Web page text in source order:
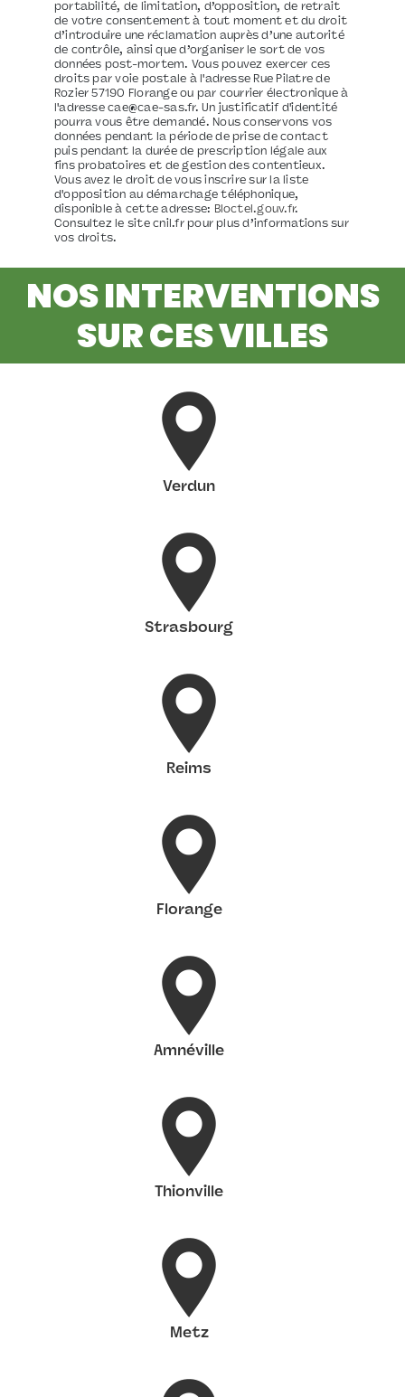
portabilité, de limitation, d’opposition, de retrait
de votre consentement à tout moment et du droit
d’introduire une réclamation auprès d’une autorité
de contrôle, ainsi que d’organiser le sort de vos
données post-mortem. Vous pouvez exercer ces
droits par voie postale à l'adresse Rue Pilatre de
Rozier 57190 Florange ou par courrier électronique à
l'adresse cae@cae-sas.fr. Un justificatif d'identité
pourra vous être demandé. Nous conservons vos
données pendant la période de prise de contact
puis pendant la durée de prescription légale aux
fins probatoires et de gestion des contentieux.
Vous avez le droit de vous inscrire sur la liste
d'opposition au démarchage téléphonique,
disponible à cette adresse: Bloctel.gouv.fr.
Consultez le site cnil.fr pour plus d’informations sur
vos droits.
NOS INTERVENTIONS
SUR CES VILLES
Verdun
Strasbourg
Reims
Florange
Amnéville
Thionville
Metz